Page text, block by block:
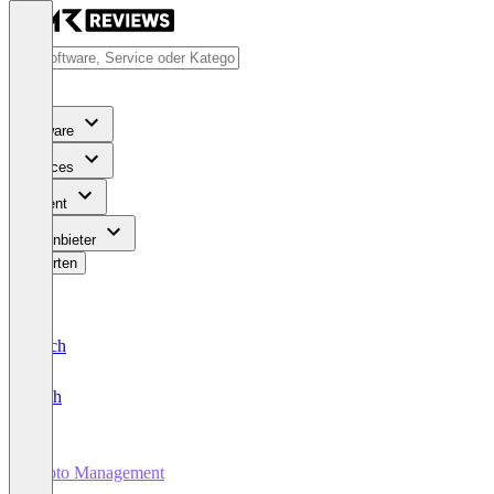
Software
Services
Content
Für Anbieter
Bewerten
Deutsch
English
Photo Management